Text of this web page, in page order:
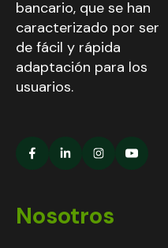
bancario, que se han
caracterizado por ser
de fácil y rápida
adaptación para los
usuarios.
Nosotros